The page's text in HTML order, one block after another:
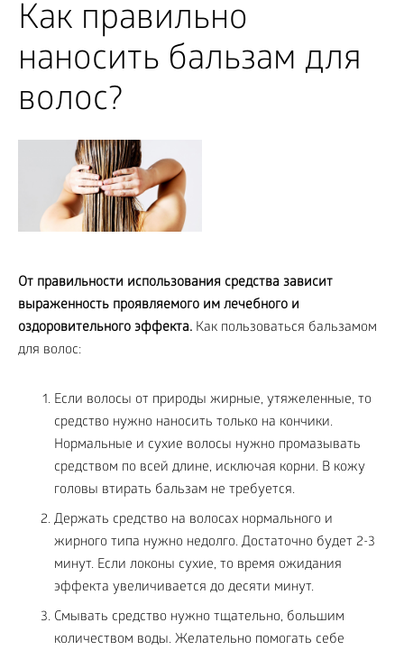
Как правильно
наносить бальзам для
волос?
От правильности использования средства зависит
выраженность проявляемого им лечебного и
оздоровительного эффекта. Как пользоваться бальзамом
для волос:
Если волосы от природы жирные, утяжеленные, то
средство нужно наносить только на кончики.
Нормальные и сухие волосы нужно промазывать
средством по всей длине, исключая корни. В кожу
головы втирать бальзам не требуется.
Держать средство на волосах нормального и
жирного типа нужно недолго. Достаточно будет 2-3
минут. Если локоны сухие, то время ожидания
эффекта увеличивается до десяти минут.
Смывать средство нужно тщательно, большим
количеством воды. Желательно помогать себе